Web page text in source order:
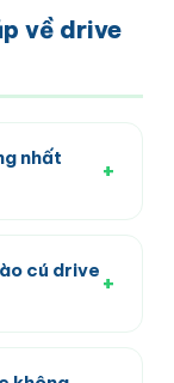
về drive
nhất
+
thao này
kỹ thuật
cú drive +
bóng và di